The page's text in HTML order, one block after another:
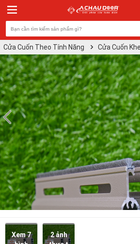
Cửa Cuốn Theo Tính Năng Cửa Cuốn
Xem 7
2 ảnh